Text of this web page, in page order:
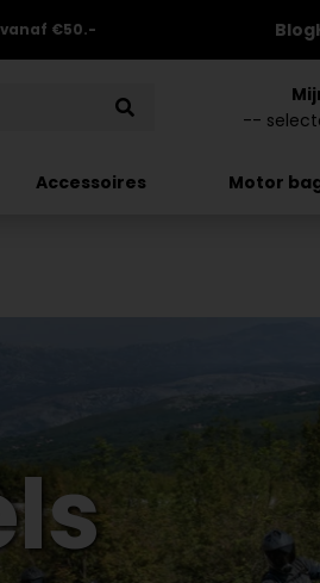
€50.- Blog
Accessoires Motor